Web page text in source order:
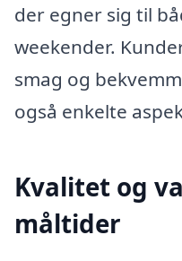
der egner sig til
weekender.
smag og
også enkelte
Kvalitet og
måltider